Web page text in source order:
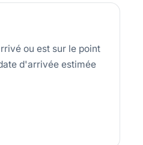
ou est sur le point
d'arrivée estimée